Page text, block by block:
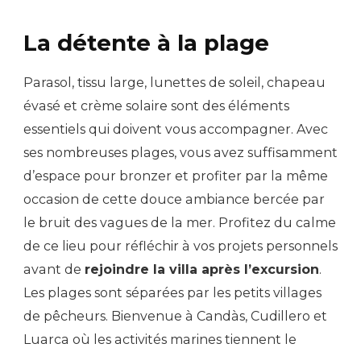
La détente à la plage
Parasol, tissu large, lunettes de soleil, chapeau
évasé et crème solaire sont des éléments
essentiels qui doivent vous accompagner. Avec
ses nombreuses plages, vous avez suffisamment
d’espace pour bronzer et profiter par la même
occasion de cette douce ambiance bercée par
le bruit des vagues de la mer. Profitez du calme
de ce lieu pour réfléchir à vos projets personnels
avant de rejoindre la villa après l’excursion.
Les plages sont séparées par les petits villages
de pêcheurs. Bienvenue à Candàs, Cudillero et
Luarca où les activités marines tiennent le